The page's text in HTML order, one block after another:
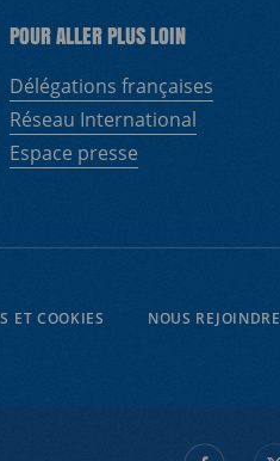
POUR ALLER PLUS LOIN
Délégations françaises
Réseau International
Espace presse
ET COOKIES NOUS REJOINDRE